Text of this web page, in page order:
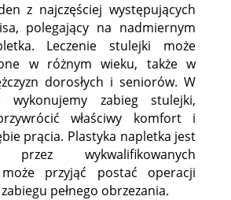
z najczęściej występujących
polegający na nadmiernym
Leczenie stulejki może
w różnym wieku, także w
dorosłych i seniorów. W
wykonujemy zabieg stulejki,
właściwy komfort i
prącia. Plastyka napletka jest
przez wykwalifikowanych
przyjąć postać operacji
pełnego obrzezania.